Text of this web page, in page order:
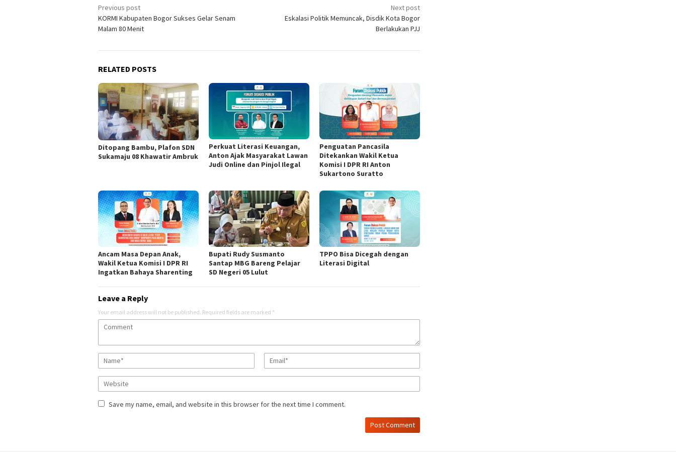
Post
navigation
Previous post
KORMI Kabupaten Bogor Sukses Gelar Senam
Malam 80 Menit
Next post
Eskalasi Politik Memuncak, Disdik Kota Bogor
Berlakukan PJJ
RELATED POSTS
Ditopang Bambu, Plafon SDN
Sukamaju 08 Khawatir Ambruk
Perkuat Literasi Keuangan,
Anton Ajak Masyarakat Lawan
Judi Online dan Pinjol Ilegal
Penguatan Pancasila
Ditekankan Wakil Ketua
Komisi I DPR RI Anton
Sukartono Suratto
Ancam Masa Depan Anak,
Wakil Ketua Komisi I DPR RI
Ingatkan Bahaya Sharenting
Bupati Rudy Susmanto
Santap MBG Bareng Pelajar
SD Negeri 05 Lulut
TPPO Bisa Dicegah dengan
Literasi Digital
Leave a Reply
Your email address will not be published. Required fields are marked *
Save my name, email, and website in this browser for the next time I comment.